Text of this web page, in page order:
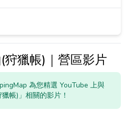
狩獵帳)｜營區影片
為您精選 YouTube 上與
帳)」相關的影片！